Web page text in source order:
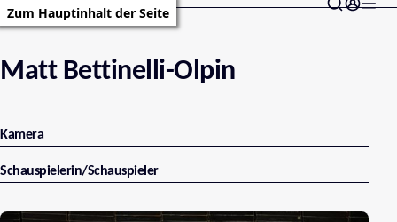
Zum Hauptinhalt der Seite
Matt Bettinelli-Olpin
Kamera
Schauspielerin/Schauspieler